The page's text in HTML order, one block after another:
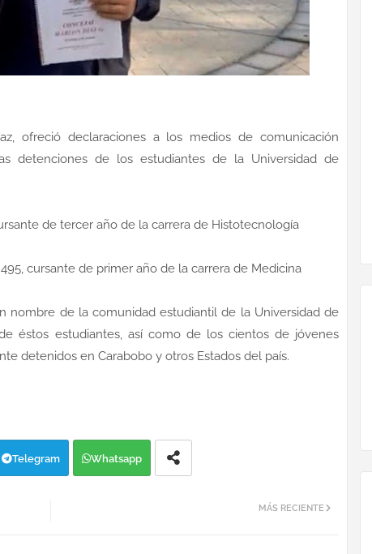
ofreció declaraciones a los medios de comunicación
detenciones de los estudiantes de la Universidad de
de tercer año de la carrera de Histotecnología
cursante de primer año de la carrera de Medicina
nombre de la comunidad estudiantil de la Universidad de
éstos estudiantes, así como de los cientos de jóvenes
detenidos en Carabobo y otros Estados del país.
Telegram Whatsapp
MÁS RECIENTE